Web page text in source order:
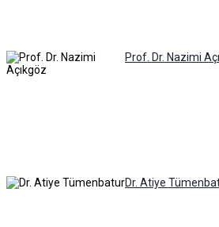
Prof. Dr. Nazimi
Dr. Atiye